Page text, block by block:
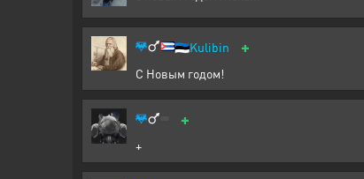
🇪🇪Kulibin +
С Новым годом!
+
+